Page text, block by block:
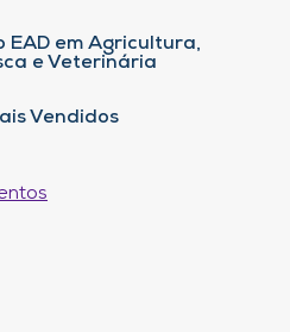
EAD em Agricultura,
e Veterinária
Vendidos